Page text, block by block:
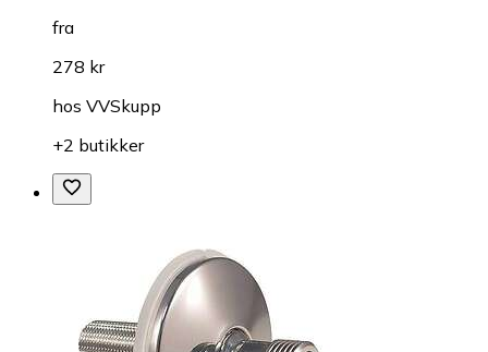
fra
278 kr
hos VVSkupp
+2 butikker